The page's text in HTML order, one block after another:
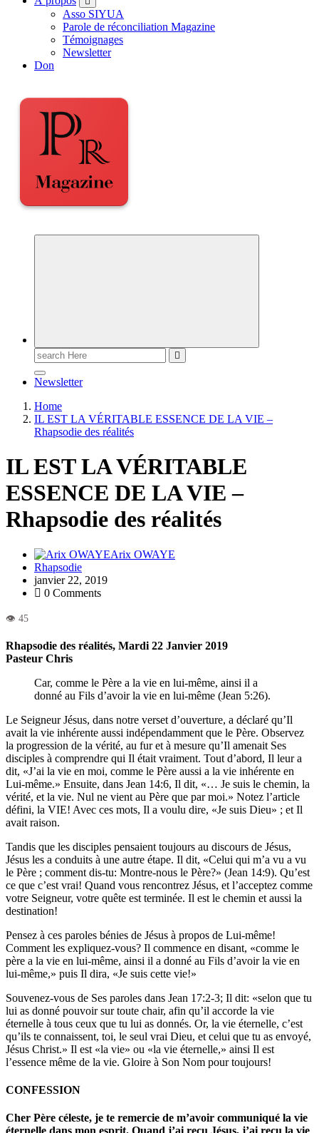
Asso SIYUA
Parole de réconciliation Magazine
Témoignages
Newsletter
Don
Newsletter
Home
IL EST LA VÉRITABLE ESSENCE DE LA VIE –
Rhapsodie des réalités
IL EST LA VÉRITABLE
ESSENCE DE LA VIE –
Rhapsodie des réalités
Arix OWAYE
Rhapsodie
janvier 22, 2019
0 Comments
Rhapsodie des réalités, Mardi 22 Janvier 2019
Pasteur Chris
Car, comme le Père a la vie en lui-même, ainsi il a
donné au Fils d’avoir la vie en lui-même (Jean 5:26).
Le Seigneur Jésus, dans notre verset d’ouverture, a déclaré qu’Il
avait la vie inhérente aussi indépendamment que le Père. Observez
la progression de la vérité, au fur et à mesure qu’Il amenait Ses
disciples à comprendre qui Il était vraiment. Tout d’abord, Il leur a
dit, «J’ai la vie en moi, comme le Père aussi a la vie inhérente en
Lui-même.» Ensuite, dans Jean 14:6, Il dit, «… Je suis le chemin, la
vérité, et la vie. Nul ne vient au Père que par moi.» Notez l’article
défini, la VIE! Avec ces mots, Il a voulu dire, «Je suis Dieu» ; et Il
avait raison.
Tandis que les disciples pensaient toujours au discours de Jésus,
Jésus les a conduits à une autre étape. Il dit, «Celui qui m’a vu a vu
le Père ; comment dis-tu: Montre-nous le Père?» (Jean 14:9). Qu’est
ce que c’est vrai! Quand vous rencontrez Jésus, et l’acceptez comme
votre Seigneur, votre quête est terminée. Il est le chemin et aussi la
destination!
Pensez à ces paroles bénies de Jésus à propos de Lui-même!
Comment les expliquez-vous? Il commence en disant, «comme le
père a la vie en lui-même, ainsi il a donné au Fils d’avoir la vie en
lui-même,» puis Il dira, «Je suis cette vie!»
Souvenez-vous de Ses paroles dans Jean 17:2-3; Il dit: «selon que tu
lui as donné pouvoir sur toute chair, afin qu’il accorde la vie
éternelle à tous ceux que tu lui as donnés. Or, la vie éternelle, c’est
qu’ils te connaissent, toi, le seul vrai Dieu, et celui que tu as envoyé,
Jésus Christ.» Il est «la vie» ou «la vie éternelle,» ainsi Il est
l’essence même de la vie. Gloire à Son Nom pour toujours!
CONFESSION
Cher Père céleste, je te remercie de m’avoir communiqué la vie